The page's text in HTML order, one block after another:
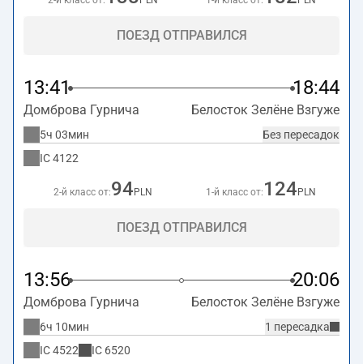
ПОЕЗД ОТПРАВИЛСЯ
13:41 18:44
Домброва Гурнича Белосток Зелёне Взгуже
Без пересадок
5ч 03мин
IC4122
2-й класс от:94 PLN 1-й класс от: 124 PLN
ПОЕЗД ОТПРАВИЛСЯ
13:56 20:06
Домброва Гурнича Белосток Зелёне Взгуже
1 пересадка
6ч 10мин
IC4522 IC 6520